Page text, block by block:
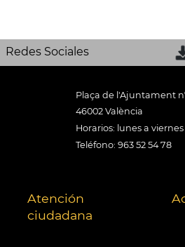
Redes Sociales
Plaça de l'Ajuntament
46002 València
Horarios: lunes a
Teléfono: 963 52 54 78
Atención
ciudadana